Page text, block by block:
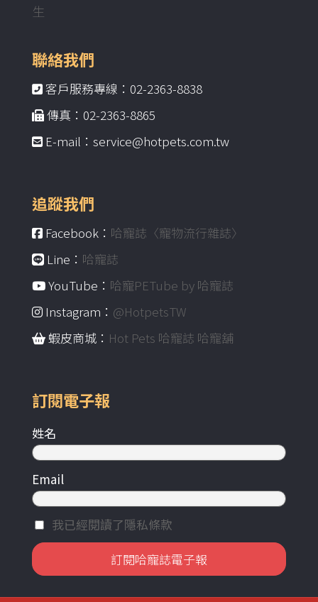
生
聯絡我們
客戶服務專線：02-2363-8838
傳真：02-2363-8865
E-mail：service@hotpets.com.tw
追蹤我們
Facebook： 哈寵誌〈寵物流行雜誌〉
Line： 哈寵誌
YouTube： 哈寵PETube by 哈寵誌
Instagram： @HotpetsTW
蝦皮商城： Hot Pets 哈寵誌 哈寵舖
訂閱電子報
姓名
Email
我已經閱讀了隱私條款